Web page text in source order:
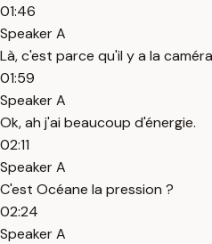
01:46
Speaker A
Là, c'est parce qu'il y a la
01:59
Speaker A
Ok, ah j'ai beaucoup d'énergie.
02:11
Speaker A
C'est Océane la pression ?
02:24
Speaker A